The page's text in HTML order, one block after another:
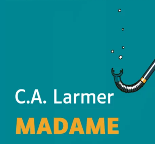
Madame Wynter est morte